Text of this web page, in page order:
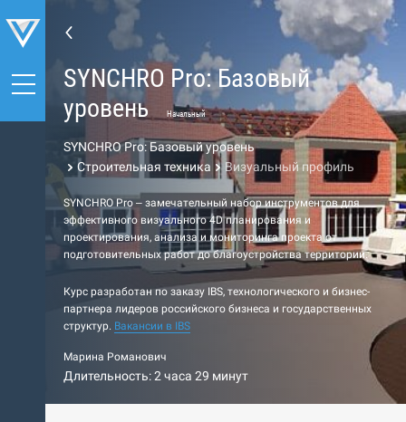
SYNCHRO Pro: Базовый
уровень
Начальный
SYNCHRO Pro: Базовый уровень
Строительная техника
Визуальный профиль
SYNCHRO Pro – замечательный набор инструментов для
эффективного визуального 4D планирования и
проектирования, анализа и мониторинга проекта от
подготовительных работ до благоустройства территории.
Курс разработан по заказу IBS, технологического и бизнес-
партнера лидеров российского бизнеса и государственных
структур. Вакансии в IBS
Марина Романович
Длительность: 2 часа 29 минут